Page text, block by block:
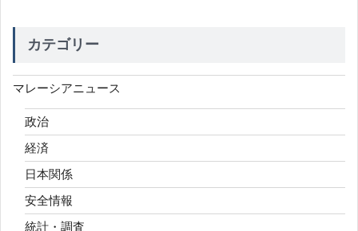
カテゴリー
マレーシアニュース
政治
経済
日本関係
安全情報
統計・調査